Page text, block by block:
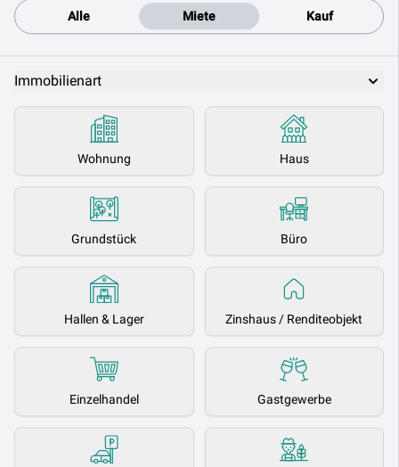
Alle Miete Kauf
Immobilienart
Wohnung Haus
Grundstück Büro
Hallen & Lager Zinshaus / Renditeobjekt
Einzelhandel Gastgewerbe